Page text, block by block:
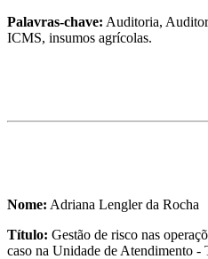
Palavras-chave: Auditoria,
ICMS, insumos agrícolas.
Nome: Adriana Lengler da Rocha
Título: Gestão de risco nas
caso na Unidade de Atendimento -